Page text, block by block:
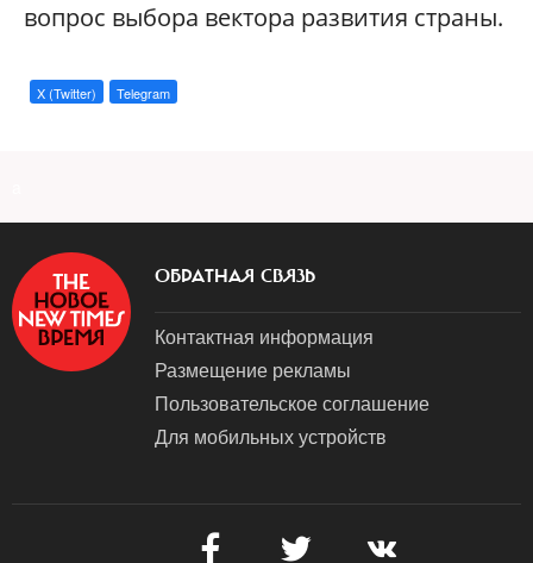
вопрос выбора вектора развития страны.
X (Twitter) Telegram
ОБРАТНАЯ СВЯЗЬ
Контактная информация
Размещение рекламы
Пользовательское соглашение
Для мобильных устройств